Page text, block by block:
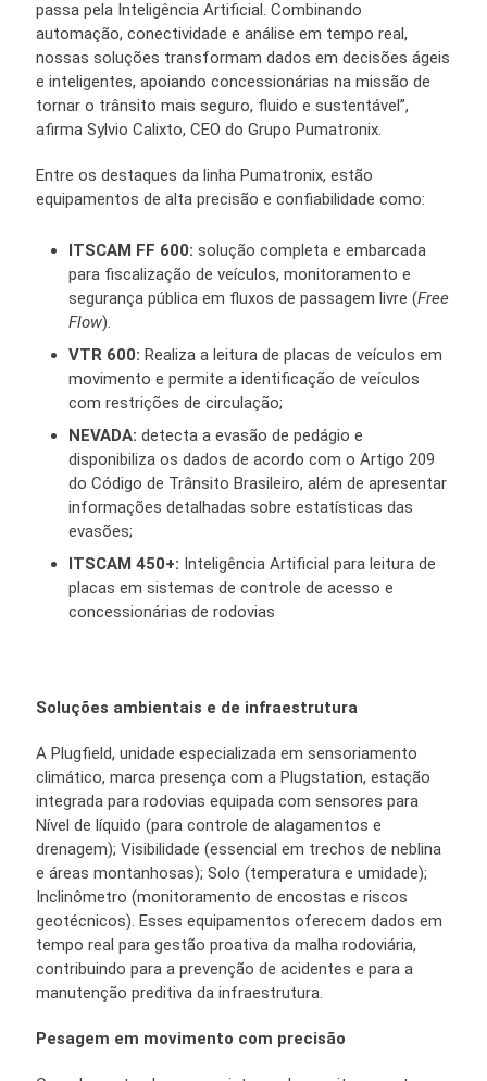
passa pela Inteligência Artificial. Combinando
automação, conectividade e análise em tempo real,
nossas soluções transformam dados em decisões ágeis
e inteligentes, apoiando concessionárias na missão de
tornar o trânsito mais seguro, fluido e sustentável”,
afirma Sylvio Calixto, CEO do Grupo Pumatronix.
Entre os destaques da linha Pumatronix, estão
equipamentos de alta precisão e confiabilidade como:
ITSCAM FF 600: solução completa e embarcada
para fiscalização de veículos, monitoramento e
segurança pública em fluxos de passagem livre (Free
Flow).
VTR 600: Realiza a leitura de placas de veículos em
movimento e permite a identificação de veículos
com restrições de circulação;
NEVADA: detecta a evasão de pedágio e
disponibiliza os dados de acordo com o Artigo 209
do Código de Trânsito Brasileiro, além de apresentar
informações detalhadas sobre estatísticas das
evasões;
ITSCAM 450+: Inteligência Artificial para leitura de
placas em sistemas de controle de acesso e
concessionárias de rodovias
Soluções ambientais e de infraestrutura
A Plugfield, unidade especializada em sensoriamento
climático, marca presença com a Plugstation, estação
integrada para rodovias equipada com sensores para
Nível de líquido (para controle de alagamentos e
drenagem); Visibilidade (essencial em trechos de neblina
e áreas montanhosas); Solo (temperatura e umidade);
Inclinômetro (monitoramento de encostas e riscos
geotécnicos). Esses equipamentos oferecem dados em
tempo real para gestão proativa da malha rodoviária,
contribuindo para a prevenção de acidentes e para a
manutenção preditiva da infraestrutura.
Pesagem em movimento com precisão